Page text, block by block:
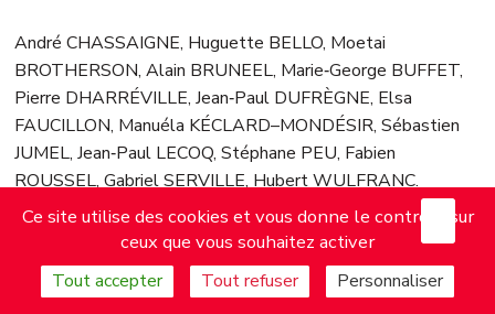
André CHASSAIGNE, Huguette BELLO, Moetai
BROTHERSON, Alain BRUNEEL, Marie‑George BUFFET,
Pierre DHARRÉVILLE, Jean‑Paul DUFRÈGNE, Elsa
FAUCILLON, Manuéla KÉCLARD–MONDÉSIR, Sébastien
JUMEL, Jean‑Paul LECOQ, Stéphane PEU, Fabien
ROUSSEL, Gabriel SERVILLE, Hubert WULFRANC.
EXPOSÉ DES MOTIFS
Mesdames, Messieurs,
Ce site utilise des cookies et vous donne le contrôle sur
ceux que vous souhaitez activer
Tout accepter Tout refuser Personnaliser